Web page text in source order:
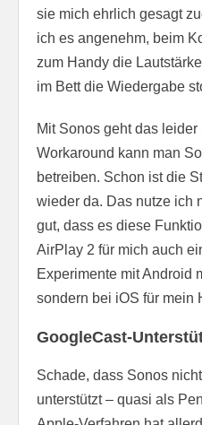
sie mich ehrlich gesagt
ich es angenehm, beim
zum Handy die
im Bett die Wiedergabe
Mit Sonos geht das
Workaround kann man
betreiben. Schon ist die
wieder da. Das nutze ich
gut, dass es diese
AirPlay 2 für mich auch
Experimente mit Android
sondern bei iOS für mein
GoogleCast-
Schade, dass Sonos
unterstützt – quasi als